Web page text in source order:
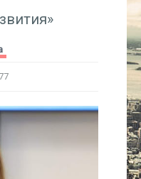
Интервью